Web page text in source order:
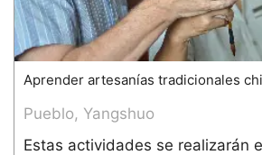
Aprender artesanías tradicionales
Pueblo, Yangshuo
Estas actividades se realizarán